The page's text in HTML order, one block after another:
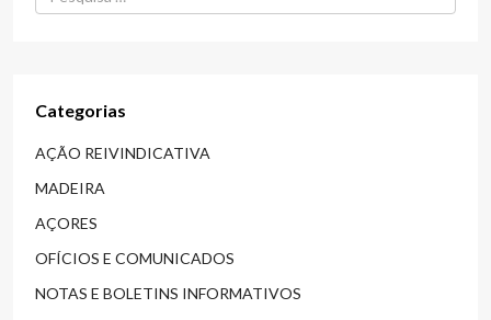
Categorias
AÇÃO REIVINDICATIVA
MADEIRA
AÇORES
OFÍCIOS E COMUNICADOS
NOTAS E BOLETINS INFORMATIVOS